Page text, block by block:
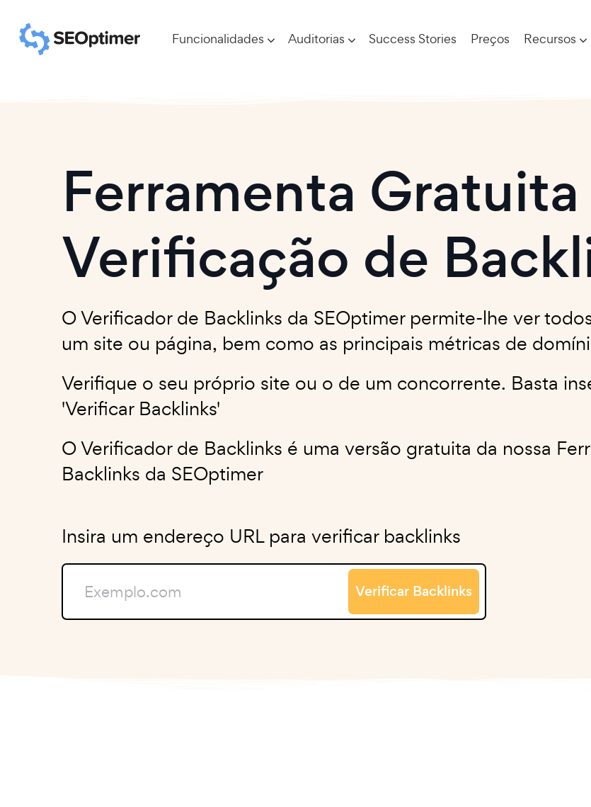
Funcionalidades Auditorias Success Stories Preços Recursos
Ferramenta
Verificação de
O Verificador de Backlinks da SEOptimer permite-lhe ver
um site ou página, bem como as principais métricas de
Verifique o seu próprio site ou o de um concorrente. Basta
'Verificar Backlinks'
O Verificador de Backlinks é uma versão gratuita da nossa
Backlinks da SEOptimer
Insira um endereço URL para verificar backlinks
Verificar Backlinks